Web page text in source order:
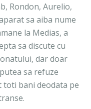
Rondon, Aurelio,
sa aiba nume
la Medias, a
sa discute cu
dar doar
sa refuze
toti bani deodata pe